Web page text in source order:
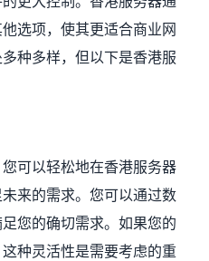
选项，使其更适合商业网
种多样，但以下是香港服
可以轻松地在香港服务器
来的需求。您可以通过数
您的确切需求。如果您的
种灵活性是需要考虑的重